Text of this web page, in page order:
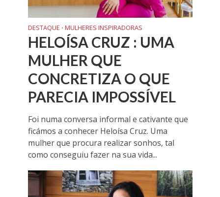
DESTAQUE • MULHERES INSPIRADORAS
HELOÍSA CRUZ : UMA
MULHER QUE
CONCRETIZA O QUE
PARECIA IMPOSSÍVEL
Foi numa conversa informal e cativante que
ficámos a conhecer Heloísa Cruz. Uma
mulher que procura realizar sonhos, tal
como conseguiu fazer na sua vida...